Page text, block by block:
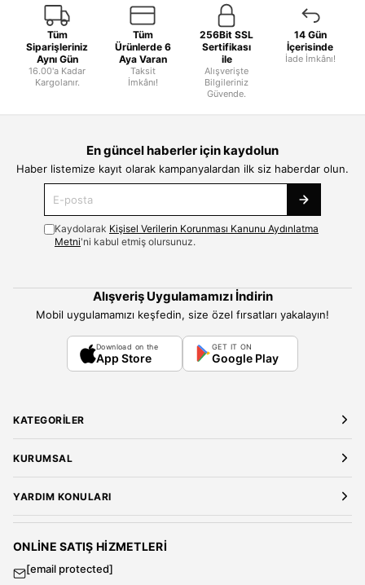
Tüm
Siparişleriniz
Aynı Gün
16.00'a Kadar
Kargolanır.
Tüm
Ürünlerde 6
Aya Varan
Taksit
İmkânı!
256Bit SSL
Sertifikası
ile
Alışverişte
Bilgileriniz
Güvende.
14 Gün
İçerisinde
İade İmkânı!
En güncel haberler için kaydolun
Haber listemize kayıt olarak kampanyalardan ilk siz haberdar olun.
Kaydolarak Kişisel Verilerin Korunması Kanunu Aydınlatma
Metni'ni kabul etmiş olursunuz.
Alışveriş Uygulamamızı İndirin
Mobil uygulamamızı keşfedin, size özel fırsatları yakalayın!
Download on the
App Store
GET IT ON
Google Play
KATEGORILER
Bluz
Gömlek
T-Shirt
Tulum
KURUMSAL
Mağazalarımız
Gizlilik ve Güvenlik
YARDIM KONULARI
Üyelik Sözleşmesi
Kargo ve Teslimat
Satış Sözleşmesi
Banka Hesap Bilgileri
ONLINE SATIŞ HIZMETLERI
[email protected]